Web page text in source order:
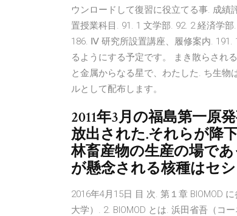
ウンロードして復習に役⽴てる事. 成
置授業科目. 91. 1 文学部. 92. 2 経済学
186. Ⅳ 研究所設置講座、履修案内. 191.
るようにする予定です。 まき散らされ
と金属からなる星で、わたした. ち生物
ルとして配布します。
2011年3月の福島第一原
放出された.それらが降
林畜産物の生産の場で
が懸念される核種はセ
2016年4月15日 目 次. 第１章 BIOMOD
大学）. 2. BIOMOD とは. 浜田省吾（コ